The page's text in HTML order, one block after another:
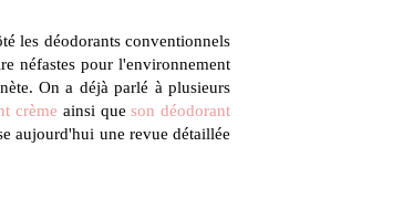
les déodorants conventionnels
néfastes pour l'environnement
On a déjà parlé à plusieurs
crème ainsi que son déodorant
aujourd'hui une revue détaillée